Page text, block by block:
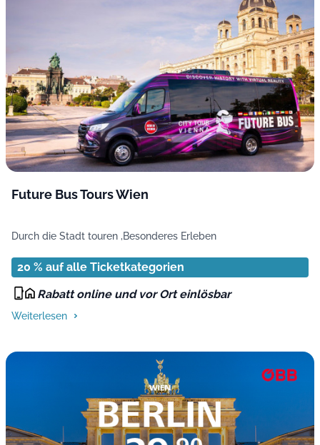
Future Bus Tours Wien
Durch die Stadt touren ,Besonderes Erleben
20 % auf alle Ticketkategorien
Rabatt online und vor Ort einlösbar
Weiterlesen